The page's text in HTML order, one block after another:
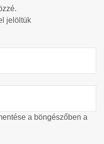
jelöltük
a böngészőben a